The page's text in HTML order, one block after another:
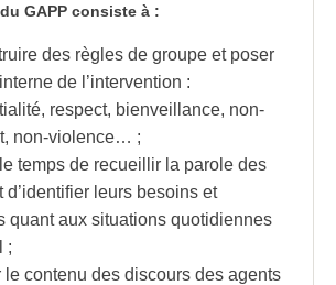
GAPP consiste à :
des règles de groupe et poser
de l’intervention :
respect, bienveillance, non-
non-violence… ;
temps de recueillir la parole des
d’identifier leurs besoins et
quant aux situations quotidiennes
;
le contenu des discours des agents